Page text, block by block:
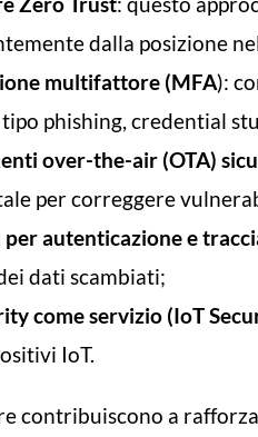
dalla posizione
multifattore (MFA):
phishing, credential
over-the-air (OTA)
per correggere
per autenticazione e
dati scambiati;
come servizio (IoT
IoT.
contribuiscono a